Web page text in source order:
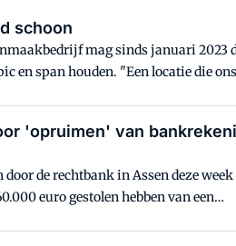
schoon
mag sinds januari 2023
en span houden. "Een locatie die
'opruimen' van
de rechtbank in Assen deze week
euro gestolen hebben van een